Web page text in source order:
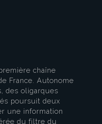
chaîne
France. Autonome
des oligarques
poursuit deux
une information
du filtre du